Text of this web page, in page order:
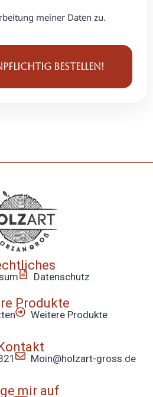
meiner Daten zu.
bestellen!
Daten­schutz
Produkte
Weitere Produkte
Moin@holzart-gross.de
mir auf